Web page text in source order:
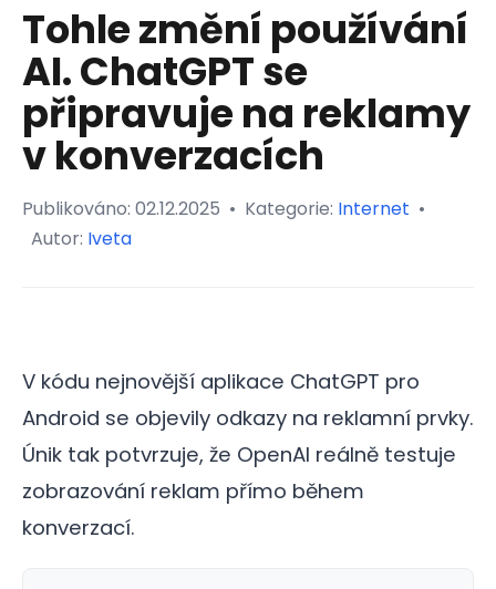
Tohle změní používání
AI. ChatGPT se
připravuje na reklamy
v konverzacích
Publikováno: 02.12.2025 • Kategorie: Internet •
Autor: Iveta
V kódu nejnovější aplikace ChatGPT pro
Android se objevily odkazy na reklamní prvky.
Únik tak potvrzuje, že OpenAI reálně testuje
zobrazování reklam přímo během
konverzací.